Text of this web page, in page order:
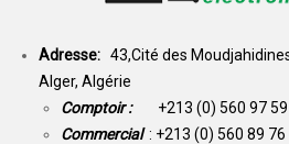
Adresse: 43,Cité des
Alger, Algérie
Comptoir : +213 (0) 560 97
Commercial : +213 (0) 560 89 76